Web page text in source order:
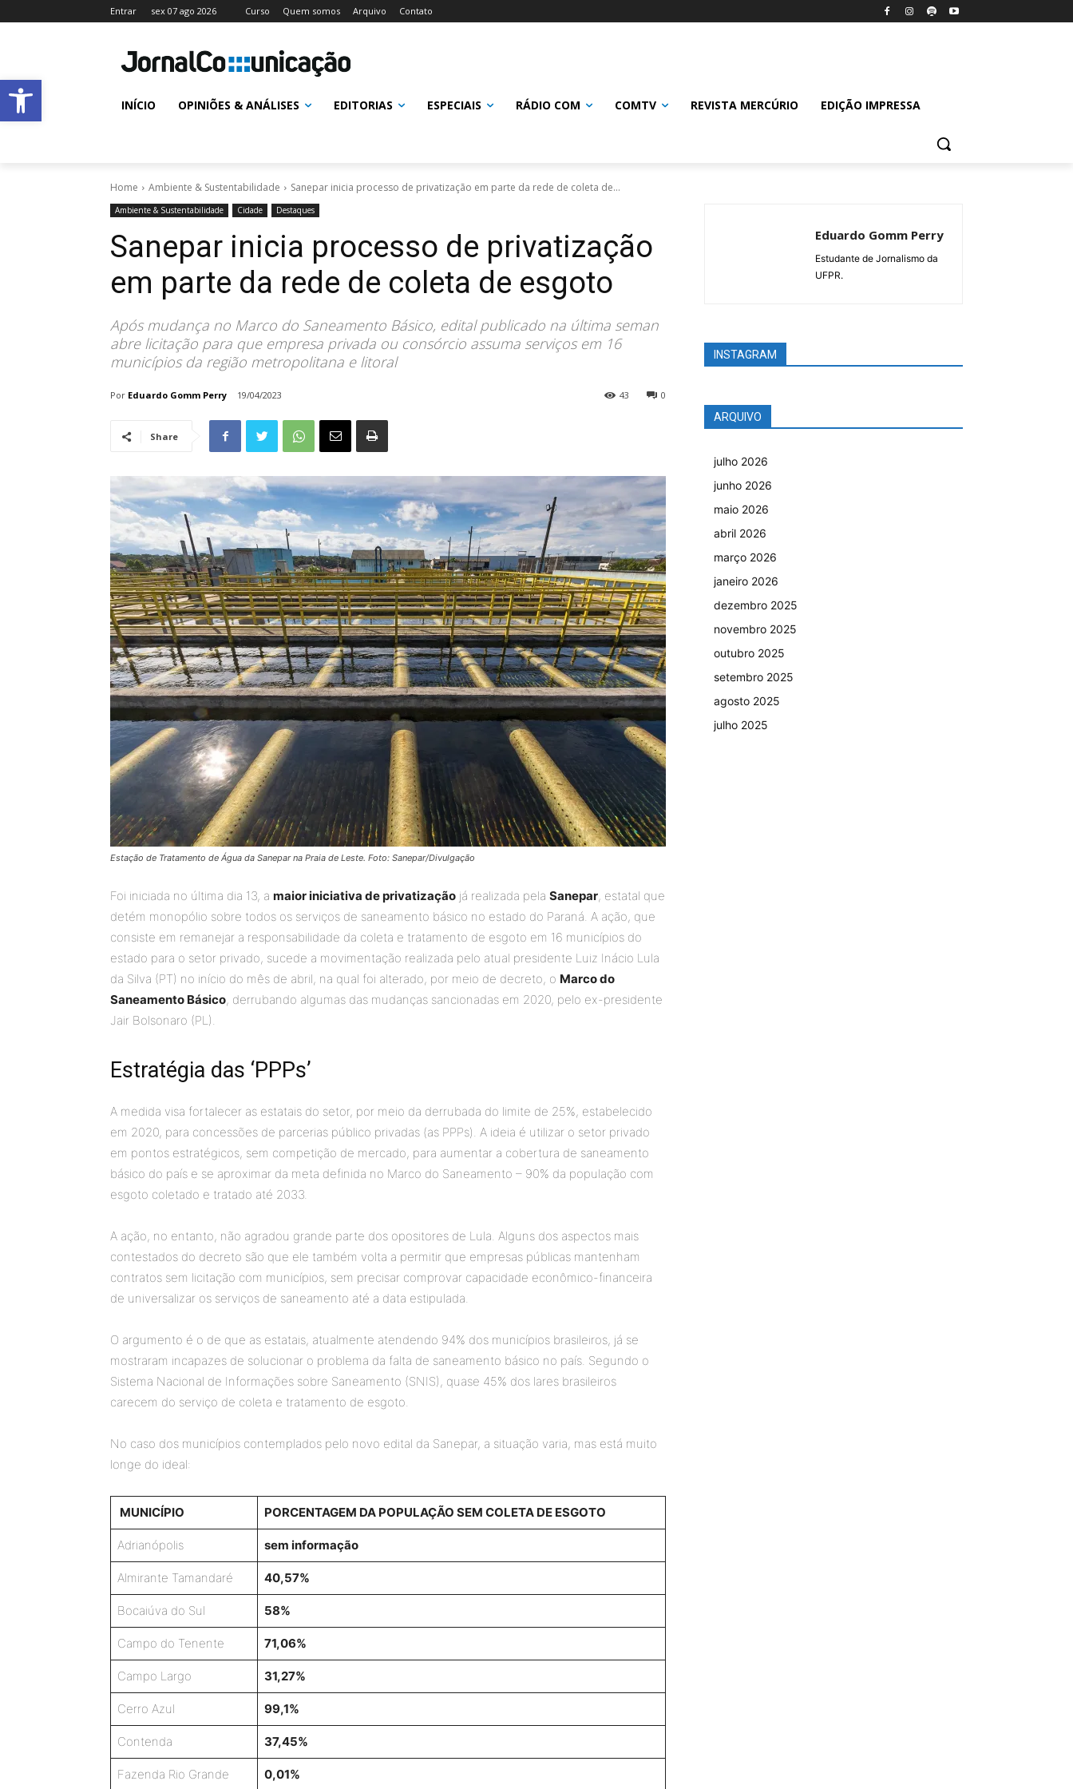
Abrir a barra de ferramentas
Entrar sex 07 ago 2026 Curso Quem somos Arquivo Contato
INÍCIO OPINIÕES & ANÁLISES EDITORIAS ESPECIAIS RÁDIO COM COMTV REVISTA MERCÚRIO EDIÇÃO IMPRESSA
Home Ambiente & Sustentabilidade Sanepar inicia processo de privatização em parte da rede de coleta de...
Ambiente & Sustentabilidade Cidade Destaques
Sanepar inicia processo de privatização
em parte da rede de coleta de esgoto
Após mudança no Marco do Saneamento Básico, edital publicado na última seman
abre licitação para que empresa privada ou consórcio assuma serviços em 16
municípios da região metropolitana e litoral
Por Eduardo Gomm Perry 19/04/2023 0
43
Share
Estação de Tratamento de Água da Sanepar na Praia de Leste. Foto: Sanepar/Divulgação
Foi iniciada no última dia 13, a maior iniciativa de privatização já realizada pela Sanepar, estatal que
detém monopólio sobre todos os serviços de saneamento básico no estado do Paraná. A ação, que
consiste em remanejar a responsabilidade da coleta e tratamento de esgoto em 16 municípios do
estado para o setor privado, sucede a movimentação realizada pelo atual presidente Luiz Inácio Lula
da Silva (PT) no início do mês de abril, na qual foi alterado, por meio de decreto, o Marco do
Saneamento Básico, derrubando algumas das mudanças sancionadas em 2020, pelo ex-presidente
Jair Bolsonaro (PL).
Estratégia das ‘PPPs’
A medida visa fortalecer as estatais do setor, por meio da derrubada do limite de 25%, estabelecido
em 2020, para concessões de parcerias público privadas (as PPPs). A ideia é utilizar o setor privado
em pontos estratégicos, sem competição de mercado, para aumentar a cobertura de saneamento
básico do país e se aproximar da meta definida no Marco do Saneamento – 90% da população com
esgoto coletado e tratado até 2033.
A ação, no entanto, não agradou grande parte dos opositores de Lula. Alguns dos aspectos mais
contestados do decreto são que ele também volta a permitir que empresas públicas mantenham
contratos sem licitação com municípios, sem precisar comprovar capacidade econômico-financeira
de universalizar os serviços de saneamento até a data estipulada.
O argumento é o de que as estatais, atualmente atendendo 94% dos municípios brasileiros, já se
mostraram incapazes de solucionar o problema da falta de saneamento básico no país. Segundo o
Sistema Nacional de Informações sobre Saneamento (SNIS), quase 45% dos lares brasileiros
carecem do serviço de coleta e tratamento de esgoto.
No caso dos municípios contemplados pelo novo edital da Sanepar, a situação varia, mas está muito
longe do ideal:
MUNICÍPIO PORCENTAGEM DA POPULAÇÃO SEM COLETA DE ESGOTO
Adrianópolis sem informação
Almirante Tamandaré 40,57%
Bocaiúva do Sul 58%
Campo do Tenente 71,06%
Campo Largo 31,27%
Cerro Azul 99,1%
Contenda 37,45%
Fazenda Rio Grande 0,01%
Eduardo Gomm Perry
Estudante de Jornalismo da
UFPR.
INSTAGRAM
ARQUIVO
julho 2026
junho 2026
maio 2026
abril 2026
março 2026
janeiro 2026
dezembro 2025
novembro 2025
outubro 2025
setembro 2025
agosto 2025
julho 2025